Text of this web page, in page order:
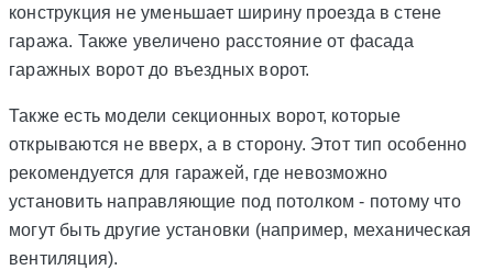
конструкция не уменьшает ширину проезда в стене
гаража. Также увеличено расстояние от фасада
гаражных ворот до въездных ворот.
Также есть модели секционных ворот, которые
открываются не вверх, а в сторону. Этот тип особенно
рекомендуется для гаражей, где невозможно
установить направляющие под потолком - потому что
могут быть другие установки (например, механическая
вентиляция).